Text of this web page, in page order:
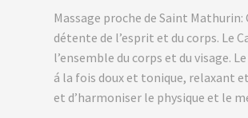
Massage proche de Saint
détente de l’esprit et du corps. Le
l’ensemble du corps et du visage.
á la fois doux et tonique, relaxant
et d’harmoniser le physique et le